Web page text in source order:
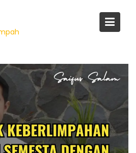
penarik rezeki